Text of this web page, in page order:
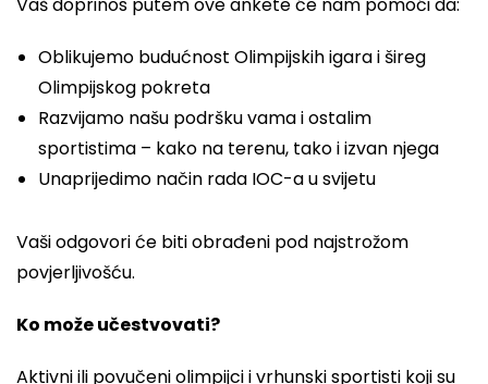
Oblikujemo budućnost Olimpijskih igara i šireg
Olimpijskog pokreta
Razvijamo našu podršku vama i ostalim
sportistima – kako na terenu, tako i izvan njega
Unaprijedimo način rada IOC-a u svijetu
Vaši odgovori će biti obrađeni pod najstrožom
povjerljivošću.
Ko može učestvovati?
Aktivni ili povučeni olimpijci i vrhunski sportisti koji su